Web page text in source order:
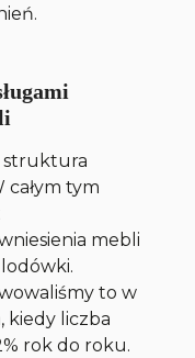
struktura
całym tym
mebli
to w
kiedy liczba
rok do roku.